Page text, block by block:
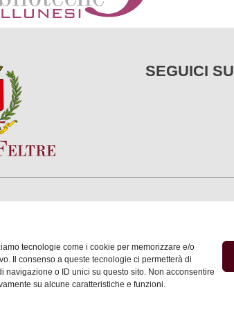
tecnologie come i cookie per memorizzare e/o
Il consenso a queste tecnologie ci permetterà di
navigazione o ID unici su questo sito. Non acconsentire
su alcune caratteristiche e funzioni.
SEGUICI SU
della Città di Feltre